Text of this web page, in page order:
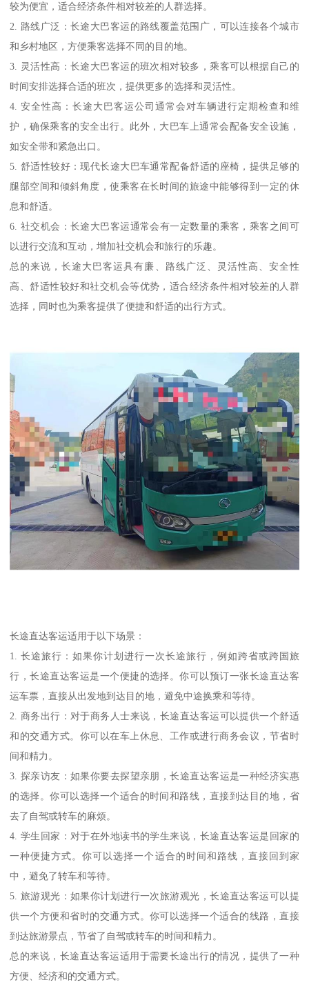
较为便宜，适合经济条件相对较差的人群选择。
2. 路线广泛：长途大巴客运的路线覆盖范围广，可以连接各个城市
和乡村地区，方便乘客选择不同的目的地。
3. 灵活性高：长途大巴客运的班次相对较多，乘客可以根据自己的
时间安排选择合适的班次，提供更多的选择和灵活性。
4. 安全性高：长途大巴客运公司通常会对车辆进行定期检查和维
护，确保乘客的安全出行。此外，大巴车上通常会配备安全设施，
如安全带和紧急出口。
5. 舒适性较好：现代长途大巴车通常配备舒适的座椅，提供足够的
腿部空间和倾斜角度，使乘客在长时间的旅途中能够得到一定的休
息和舒适。
6. 社交机会：长途大巴客运通常会有一定数量的乘客，乘客之间可
以进行交流和互动，增加社交机会和旅行的乐趣。
总的来说，长途大巴客运具有廉、路线广泛、灵活性高、安全性
高、舒适性较好和社交机会等优势，适合经济条件相对较差的人群
选择，同时也为乘客提供了便捷和舒适的出行方式。
长途直达客运适用于以下场景：
1. 长途旅行：如果你计划进行一次长途旅行，例如跨省或跨国旅
行，长途直达客运是一个便捷的选择。你可以预订一张长途直达客
运车票，直接从出发地到达目的地，避免中途换乘和等待。
2. 商务出行：对于商务人士来说，长途直达客运可以提供一个舒适
和的交通方式。你可以在车上休息、工作或进行商务会议，节省时
间和精力。
3. 探亲访友：如果你要去探望亲朋，长途直达客运是一种经济实惠
的选择。你可以选择一个适合的时间和路线，直接到达目的地，省
去了自驾或转车的麻烦。
4. 学生回家：对于在外地读书的学生来说，长途直达客运是回家的
一种便捷方式。你可以选择一个适合的时间和路线，直接回到家
中，避免了转车和等待。
5. 旅游观光：如果你计划进行一次旅游观光，长途直达客运可以提
供一个方便和省时的交通方式。你可以选择一个适合的线路，直接
到达旅游景点，节省了自驾或转车的时间和精力。
总的来说，长途直达客运适用于需要长途出行的情况，提供了一种
方便、经济和的交通方式。